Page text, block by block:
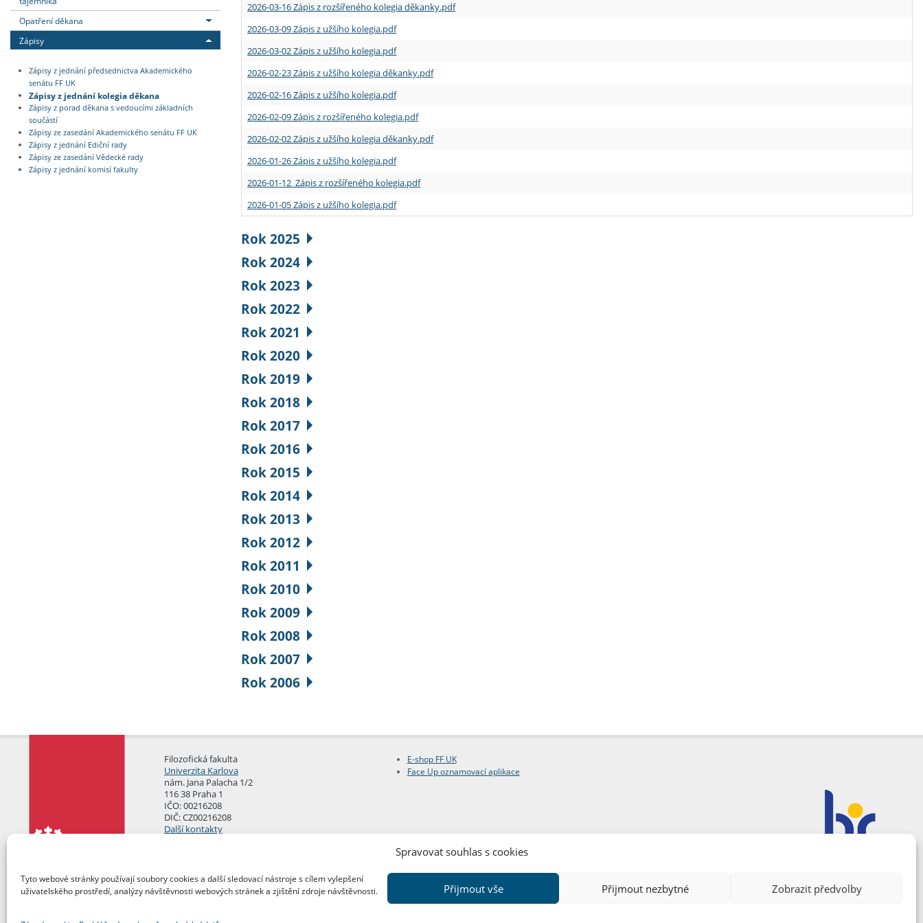
Spravovat souhlas s cookies
Tyto webové stránky používají soubory cookies a další sledovací nástroje s cílem vylepšení
uživatelského prostředí, analýzy návštěvnosti webových stránek a zjištění zdroje návštěvnosti.
Přijmout vše Přijmout nezbytné Zobrazit předvolby
Opatření děkana
Zápisy
Zápisy z jednání předsednictva Akademického
senátu FF UK
Zápisy z jednání kolegia děkana
Zápisy z porad děkana s vedoucími základních
součástí
Zápisy ze zasedání Akademického senátu FF UK
Zápisy z jednání Ediční rady
Zápisy ze zasedání Vědecké rady
Zápisy z jednání komisí fakulty
2026-03-16 Zápis z rozšířeného kolegia děkanky.pdf
2026-03-09 Zápis z užšího kolegia.pdf
2026-03-02 Zápis z užšího kolegia.pdf
2026-02-23 Zápis z užšího kolegia děkanky.pdf
2026-02-16 Zápis z užšího kolegia.pdf
2026-02-09 Zápis z rozšířeného kolegia.pdf
2026-02-02 Zápis z užšího kolegia děkanky.pdf
2026-01-26 Zápis z užšího kolegia.pdf
2026-01-12 Zápis z rozšířeného kolegia.pdf
2026-01-05 Zápis z užšího kolegia.pdf
Rok 2025
Rok 2024
Rok 2023
Rok 2022
Rok 2021
Rok 2020
Rok 2019
Rok 2018
Rok 2017
Rok 2016
Rok 2015
Rok 2014
Rok 2013
Rok 2012
Rok 2011
Rok 2010
Rok 2009
Rok 2008
Rok 2007
Rok 2006
Filozofická fakulta
Univerzita Karlova
nám. Jana Palacha 1/2
116 38 Praha 1
IČO: 00216208
DIČ: CZ00216208
Další kontakty
E-shop FF UK
Face Up oznamovací aplikace